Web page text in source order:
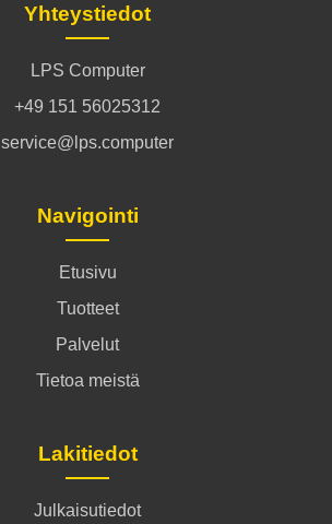
Yhteystiedot
LPS Computer
+49 151 56025312
service@lps.computer
Navigointi
Etusivu
Tuotteet
Palvelut
Tietoa meistä
Lakitiedot
Julkaisutiedot